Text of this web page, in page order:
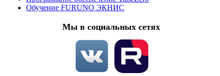
Обучение FURUNO ЭКНИС
Мы в социальных сетях